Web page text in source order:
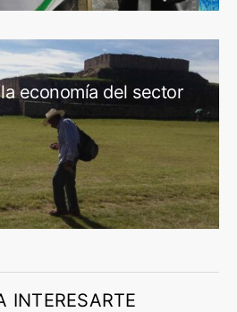
economía del sector
INTERESARTE